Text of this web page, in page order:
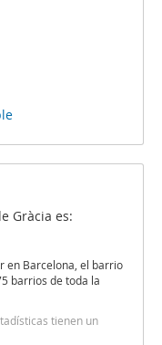
Gràcia es:
en Barcelona, el barrio
barrios de toda la
tienen un